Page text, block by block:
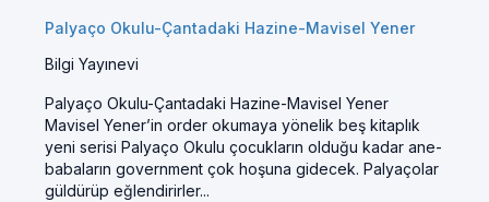
Palyaço Okulu-Çantadaki Hazine-Mavisel Yener
Bilgi Yayınevi
Palyaço Okulu-Çantadaki Hazine-Mavisel Yener
Mavisel Yener’in order okumaya yönelik beş kitaplık
yeni serisi Palyaço Okulu çocukların olduğu kadar ane-
babaların government çok hoşuna gidecek. Palyaçolar
güldürüp eğlendirirler...